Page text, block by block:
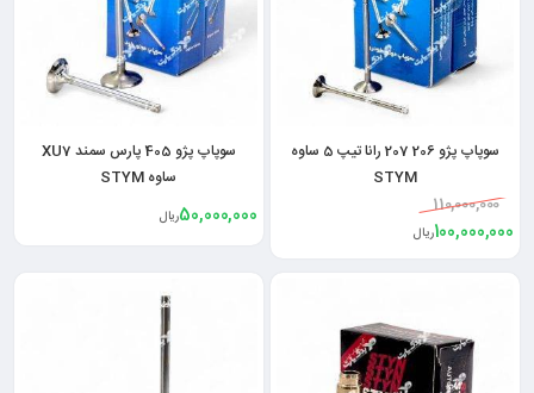
سوپاپ پژو 206 207 رانا تیپ 5 ساوه
STYM
110,000,000
100,000,000ریال
سوپاپ پژو 405 پارس سمند XU7
ساوه STYM
50,000,000ریال